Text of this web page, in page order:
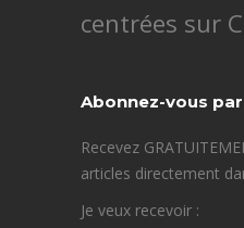
centrées sur
Abonnez-vous
Recevez
articles directement
Je veux recevoir :